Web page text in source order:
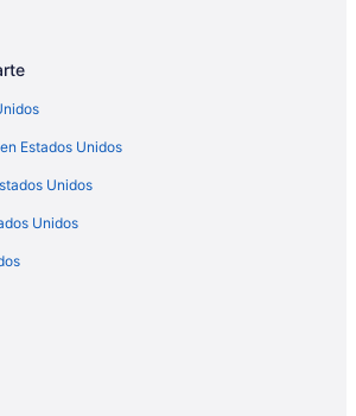
35' Seawall Venture Out
Ocean Views on Cudjoe Key
Though Canal, 1st Canal From Open
Estados Unidos
Unidos
Unidos